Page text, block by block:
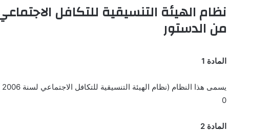
من الدستور
المادة 1
يسمى هذا النظام (نظام الهيئة التنسيقية للتكافل الاجتماعي لسنة 2006 ) ويعمل به من تاريخ نشره في الجريدة الرسمية
0
المادة 2